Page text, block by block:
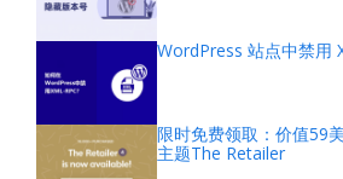
WordPress 站点中禁用
限时免费领取：价值59
主题The Retailer